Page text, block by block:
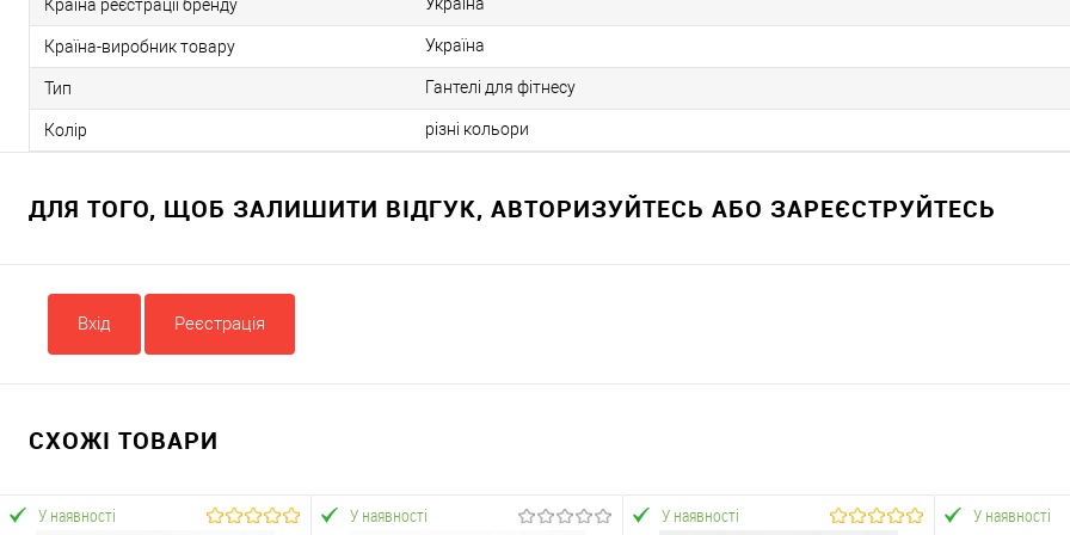
Країна реєстрації бренду
Країна-виробник товару Україна
Тип Гантелі для фітнесу
Колір різні кольори
ДЛЯ ТОГО, ЩОБ ЗАЛИШИТИ ВІДГУК, АВТОРИЗУЙТЕСЬ АБО ЗАРЕЄСТРУЙТЕСЬ
Вхід Реєстрація
СХОЖІ ТОВАРИ
У наявності У наявності У наявності У наявності